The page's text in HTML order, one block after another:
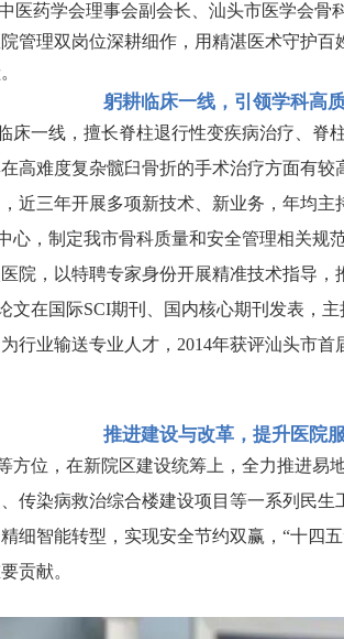
医药学会理事会副会长、汕头市医学会骨
管理双岗位深耕细作，用精湛医术守护
躬耕临床一线，引领学科高质
床一线，擅长脊柱退行性变疾病治疗、
高难度复杂髋臼骨折的手术治疗方面有
近三年开展多项新技术、新业务，年均主
心，制定我市骨科质量和安全管理相关
院，以特聘专家身份开展精准技术指导，
文在国际SCI期刊、国内核心期刊发表，
行业输送专业人才，2014年获评汕头市
推进建设与改革，提升医院服
方位，在新院区建设统筹上，全力推进
传染病救治综合楼建设项目等一系列民
细智能转型，实现安全节约双赢，“十四
贡献。